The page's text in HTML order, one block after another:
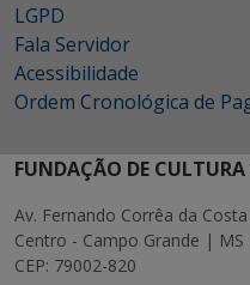
LGPD
Fala Servidor
Acessibilidade
Ordem Cronológica de
FUNDAÇÃO DE
Av. Fernando Corrêa da
Centro - Campo Grande | MS
CEP: 79002-820